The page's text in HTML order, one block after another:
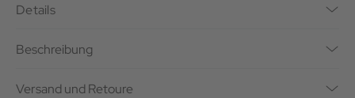
Details
Beschreibung
Versand und Retoure